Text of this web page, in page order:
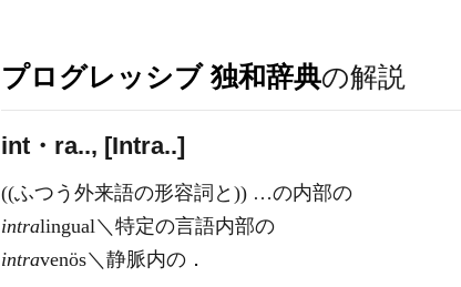
プログレッシブ 独和辞典の解説
int・ra.., [Intra..]
((ふつう外来語の形容詞と)) …の内部の
intralingual＼特定の言語内部の
intravenös＼静脈内の．